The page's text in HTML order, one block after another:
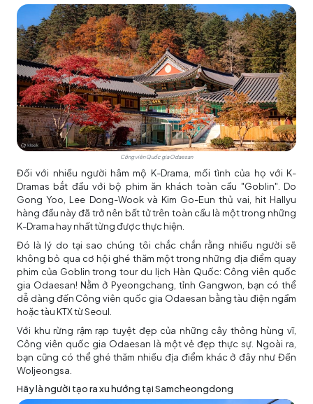
Công viên Quốc gia Odaesan
Đối với nhiều người hâm mộ K-Drama, mối tình của họ với K-
Dramas bắt đầu với bộ phim ăn khách toàn cầu "Goblin". Do
Gong Yoo, Lee Dong-Wook và Kim Go-Eun thủ vai, hit Hallyu
hàng đầu này đã trở nên bất tử trên toàn cầu là một trong những
K-Drama hay nhất từng được thực hiện.
Đó là lý do tại sao chúng tôi chắc chắn rằng nhiều người sẽ
không bỏ qua cơ hội ghé thăm một trong những địa điểm quay
phim của Goblin trong tour du lịch Hàn Quốc: Công viên quốc
gia Odaesan! Nằm ở Pyeongchang, tỉnh Gangwon, bạn có thể
dễ dàng đến Công viên quốc gia Odaesan bằng tàu điện ngầm
hoặc tàu KTX từ Seoul.
Với khu rừng rậm rạp tuyệt đẹp của những cây thông hùng vĩ,
Công viên quốc gia Odaesan là một vẻ đẹp thực sự. Ngoài ra,
bạn cũng có thể ghé thăm nhiều địa điểm khác ở đây như Đền
Woljeongsa.
Hãy là người tạo ra xu hướng tại Samcheongdong